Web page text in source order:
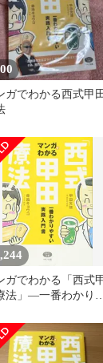
ガでわかる西式甲田
ガでわかる「西式
法」―一番わかりや
庫)／甲田 光雄